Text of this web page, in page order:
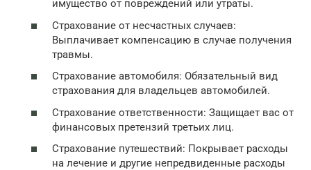
имущество от повреждений или утраты.
Страхование от несчастных случаев:
Выплачивает компенсацию в случае получения
травмы.
Страхование автомобиля: Обязательный вид
страхования для владельцев автомобилей.
Страхование ответственности: Защищает вас от
финансовых претензий третьих лиц.
Страхование путешествий: Покрывает расходы
на лечение и другие непредвиденные расходы